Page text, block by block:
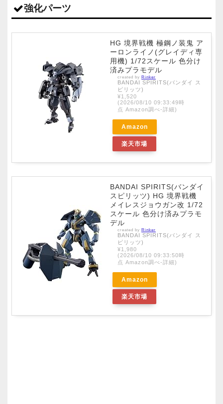
強化パーツ
HG 境界戦機 極鋼ノ装鬼 ア
ーロンライノ(グレイディ専
用機) 1/72スケール 色分け
済みプラモデル
created by Rinker
BANDAI SPIRITS(バンダイ ス
ピリッツ)
¥1,520
(2026/08/10 09:33:49時
点 Amazon調べ-詳細)
Amazon
楽天市場
BANDAI SPIRITS(バンダイ
スピリッツ) HG 境界戦機
メイレスジョウガン改 1/72
スケール 色分け済みプラモ
デル
created by Rinker
BANDAI SPIRITS(バンダイ ス
ピリッツ)
¥1,980
(2026/08/10 09:33:50時
点 Amazon調べ-詳細)
Amazon
楽天市場